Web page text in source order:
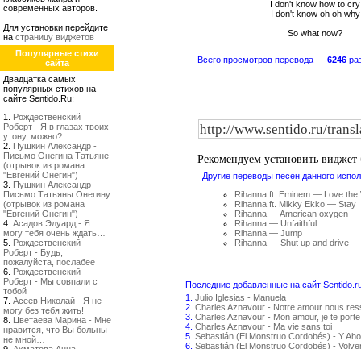
современных авторов.
Для установки перейдите
на страницу виджетов
Популярные стихи
сайта
Двадцатка самых
популярных стихов на
сайте Sentido.Ru:
1. Рождественский
Роберт - Я в глазах твоих
утону, можно?
2. Пушкин Александр -
Письмо Онегина Татьяне
(отрывок из романа
"Евгений Онегин")
3. Пушкин Александр -
Письмо Татьяны Онегину
(отрывок из романа
"Евгений Онегин")
4. Асадов Эдуард - Я
могу тебя очень ждать…
5. Рождественский
Роберт - Будь,
пожалуйста, послабее
6. Рождественский
Роберт - Мы совпали с
тобой
7. Асеев Николай - Я не
могу без тебя жить!
8. Цветаева Марина - Мне
нравится, что Вы больны
не мной…
I don't know how to cry
I don't know oh oh why
So what now?
Всего просмотров перевода —6246
Рекомендуем установить виджет
Другие переводы песен данного
Rihanna ft. Eminem — Love the
Rihanna ft. Mikky Ekko — Stay
Rihanna — American oxygen
Rihanna — Unfaithful
Rihanna — Jump
Rihanna — Shut up and drive
Последние добавленные на сайт
1. Julio Iglesias - Manuela
2. Charles Aznavour - Notre amour nous
3. Charles Aznavour - Mon amour, je te
4. Charles Aznavour - Ma vie sans toi
5. Sebastián (El Monstruo Cordobés) - Y
6. Sebastián (El Monstruo Cordobés) -